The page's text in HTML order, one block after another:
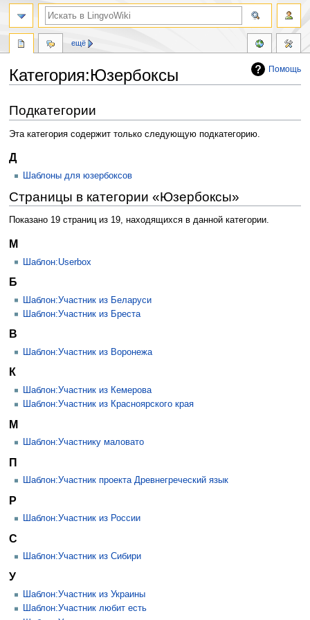
Помощь
Категория:Юзербоксы
к
навигации
к
поиску
Подкатегории
Эта категория содержит только следующую подкатегорию.
Д
Шаблоны для юзербоксов
Страницы в категории «Юзербоксы»
Показано 19 страниц из 19, находящихся в данной категории.
M
Шаблон:Userbox
Б
Шаблон:Участник из Беларуси
Шаблон:Участник из Бреста
В
Шаблон:Участник из Воронежа
К
Шаблон:Участник из Кемерова
Шаблон:Участник из Красноярского края
М
Шаблон:Участнику маловато
П
Шаблон:Участник проекта Древнегреческий язык
Р
Шаблон:Участник из России
С
Шаблон:Участник из Сибири
У
Шаблон:Участник из Украины
Шаблон:Участник любит есть
ещё